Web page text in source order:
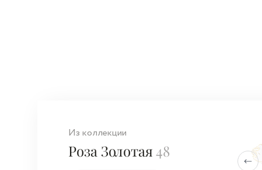
Из коллекции
Роза Золотая48